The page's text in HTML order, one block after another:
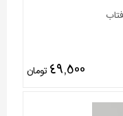
49,500 تومان